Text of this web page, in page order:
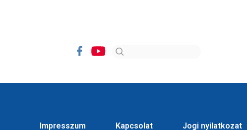
Impresszum Kapcsolat Jogi nyilatkozat